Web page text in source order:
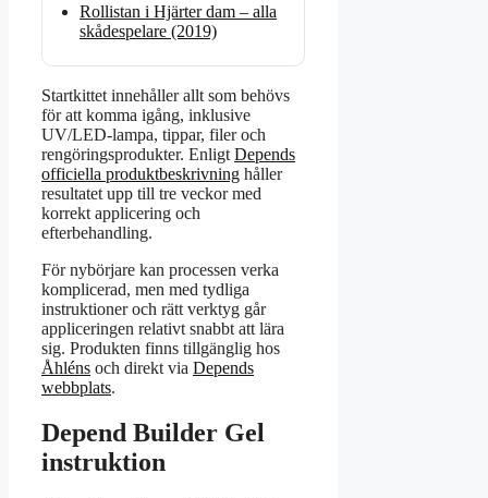
Rollistan i Hjärter dam – alla
skådespelare (2019)
Startkittet innehåller allt som behövs
för att komma igång, inklusive
UV/LED-lampa, tippar, filer och
rengöringsprodukter. Enligt Depends
officiella produktbeskrivning håller
resultatet upp till tre veckor med
korrekt applicering och
efterbehandling.
För nybörjare kan processen verka
komplicerad, men med tydliga
instruktioner och rätt verktyg går
appliceringen relativt snabbt att lära
sig. Produkten finns tillgänglig hos
Åhléns och direkt via Depends
webbplats.
Depend Builder Gel
instruktion